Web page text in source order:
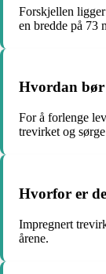
Forskjellen
en bredde på 73
Hvordan bør
For å forlenge
trevirket og
Hvorfor er
Impregnert
årene.